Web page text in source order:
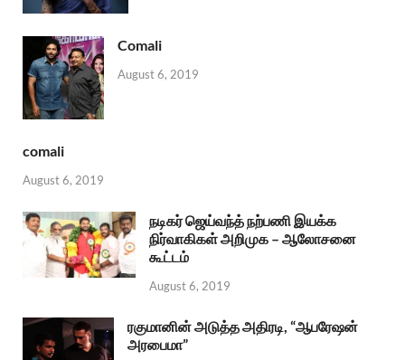
Comali
August 6, 2019
comali
August 6, 2019
நடிகர் ஜெய்வந்த் நற்பணி இயக்க
நிர்வாகிகள் அறிமுக – ஆலோசனை
கூட்டம்
August 6, 2019
ரகுமானின் அடுத்த அதிரடி, “ஆபரேஷன்
அரபைமா”